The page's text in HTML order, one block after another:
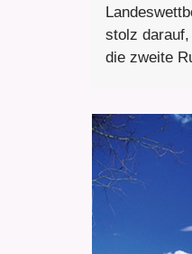
stolz
die zweite